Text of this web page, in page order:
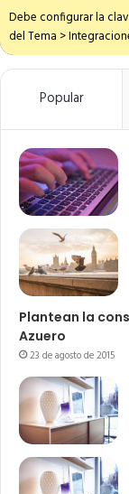
Debe configurar la
del Tema >
Popular
Plantean la
Azuero
23 de agosto de 2015